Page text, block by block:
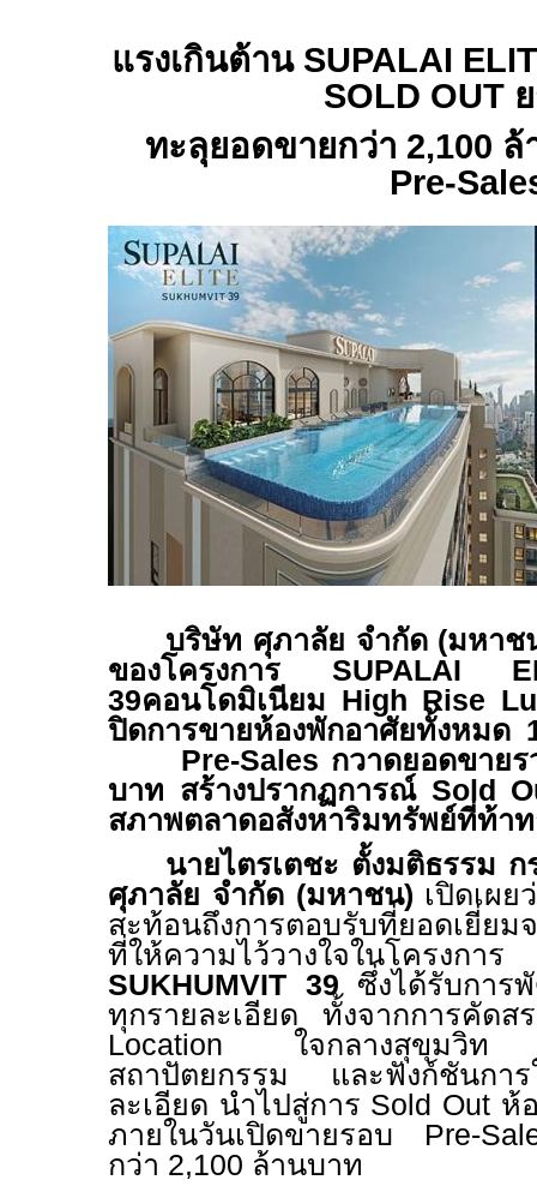
แรงเกินต้าน SUPALAI
SOLD OUT
ทะลุยอดขายกว่า 2,100 ล้
Pre-
บริษัท ศุภาลัย จำกัด (มหาช
ของโครงการ SUPALAI
39คอนโดมิเนียม High Rise
ปิดการขายห้องพักอาศัยทั้งหมด
Pre-Sales กวาดยอดขาย
บาท สร้างปรากฏการณ์ Sold
สภาพตลาดอสังหาริมทรัพย์ที่ท้าท
นายไตรเตชะ ตั้งมติธรรม
ศุภาลัย จำกัด (มหาชน) เปิดเผย
สะท้อนถึงการตอบรับที่ยอดเยี่ย
ที่ให้ความไว้วางใจในโครงก
SUKHUMVIT 39
ซึ่งได้รับการ
ทุกรายละเอียด ทั้งจากการคัด
Location ใจกลางสุขุมวิท
สถาปัตยกรรม และฟังก์ชันการ
ละเอียด นำไปสู่การ Sold Out ห้
ภายในวันเปิดขายรอบ Pre-
กว่า 2,100 ล้านบาท